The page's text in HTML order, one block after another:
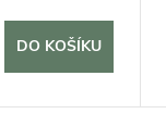
DO KOŠÍKU